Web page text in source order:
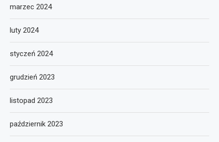
marzec 2024
luty 2024
styczeń 2024
grudzień 2023
listopad 2023
październik 2023